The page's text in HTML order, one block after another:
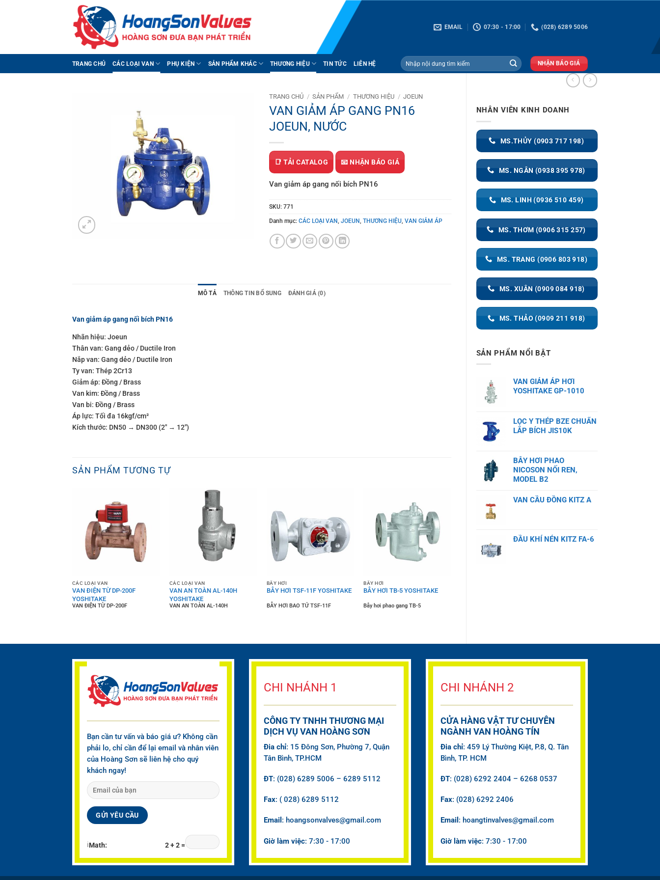
EMAIL 07:30 - 17:00 (028) 6289 5006
TRANG CHỦ CÁC LOẠI VAN PHỤ KIỆN SẢN PHẨM KHÁC THƯƠNG HIỆU TIN TỨC LIÊN HỆ
Tìm
kiếm:
NHẬN BÁO GIÁ
NHÂN VIÊN KINH DOANH
MS.THỦY (0903 717 198)
MS. NGÂN (0938 395 978)
MS. LINH (0936 510 459)
MS. THƠM (0906 315 257)
MS. TRANG (0906 803 918)
MS. XUÂN (0909 084 918)
MS. THẢO (0909 211 918)
SẢN PHẨM NỔI BẬT
VAN GIẢM ÁP HƠI
YOSHITAKE GP-1010
LỌC Y THÉP BZE CHUẨN
LẮP BÍCH JIS10K
BẪY HƠI PHAO
NICOSON NỐI REN,
MODEL B2
VAN CẦU ĐỒNG KITZ A
ĐẦU KHÍ NÉN KITZ FA-6
TRANG CHỦ / SẢN PHẨM / THƯƠNG HIỆU / JOEUN
VAN GIẢM ÁP GANG PN16
JOEUN, NƯỚC
📑 TẢI CATALOG 📧 NHẬN BÁO GIÁ
Van giảm áp gang nối bích PN16
SKU: 771
Danh mục: CÁC LOẠI VAN, JOEUN, THƯƠNG HIỆU, VAN GIẢM ÁP
MÔ TẢ THÔNG TIN BỔ SUNG ĐÁNH GIÁ (0)
Van giảm áp gang nối bích PN16
Nhãn hiệu: Joeun
Thân van: Gang dẻo / Ductile Iron
Nắp van: Gang dẻo / Ductile Iron
Ty van: Thép 2Cr13
Giảm áp: Đồng / Brass
Van kim: Đồng / Brass
Van bi: Đồng / Brass
Áp lực: Tối đa 16kgf/cm²
Kích thước: DN50 → DN300 (2″ → 12″)
SẢN PHẨM TƯƠNG TỰ
CÁC LOẠI VAN
VAN ĐIỆN TỪ DP-200F
YOSHITAKE
VAN ĐIỆN TỪ DP-200F
CÁC LOẠI VAN
VAN AN TOÀN AL-140H
YOSHITAKE
VAN AN TOÀN AL-140H
BẪY HƠI
BẪY HƠI TSF-11F YOSHITAKE
BẪY HƠI BAO TỬ TSF-11F
BẪY HƠI
BẪY HƠI TB-5 YOSHITAKE
Bẫy hơi phao gang TB-5
Bạn cần tư vấn và báo giá ư? Không cần
phải lo, chỉ cần để lại email và nhân viên
của Hoàng Sơn sẽ liên hệ cho quý
khách ngay!
ℹMath: 2 + 2 =
CHI NHÁNH 1
CÔNG TY TNHH THƯƠNG MẠI
DỊCH VỤ VAN HOÀNG SƠN
Đia chỉ: 15 Đông Sơn, Phường 7, Quận
Tân Bình, TP.HCM
ĐT: (028) 6289 5006 – 6289 5112
Fax: ( 028) 6289 5112
Email : hoangsonvalves@gmail.com
Giờ làm việc: 7:30 - 17:00
CHI NHÁNH 2
CỬA HÀNG VẬT TƯ CHUYÊN
NGÀNH VAN HOÀNG TÍN
Đia chỉ: 459 Lý Thường Kiệt, P.8, Q. Tân
Bình, TP. HCM
ĐT: (028) 6292 2404 – 6268 0537
Fax: (028) 6292 2406
Email : hoangtinvalves@gmail.com
Giờ làm việc: 7:30 - 17:00